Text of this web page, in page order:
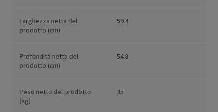
Larghezza netta del
prodotto (cm)
59.4
Profondità netta del
prodotto (cm)
54.8
Peso netto del prodotto
(kg)
35